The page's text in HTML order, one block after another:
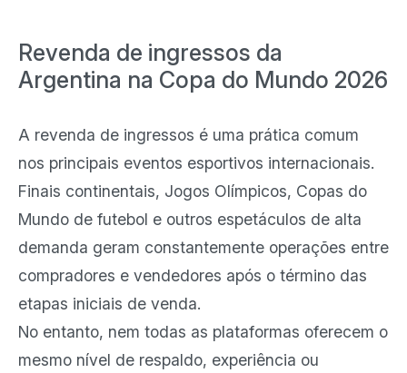
Revenda de ingressos da
Argentina na Copa do Mundo 2026
A revenda de ingressos é uma prática comum
nos principais eventos esportivos internacionais.
Finais continentais, Jogos Olímpicos, Copas do
Mundo de futebol e outros espetáculos de alta
demanda geram constantemente operações entre
compradores e vendedores após o término das
etapas iniciais de venda.
No entanto, nem todas as plataformas oferecem o
mesmo nível de respaldo, experiência ou